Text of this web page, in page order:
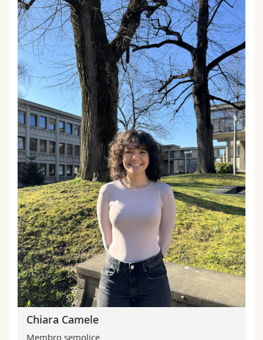
Chiara Camele
Membro semplice